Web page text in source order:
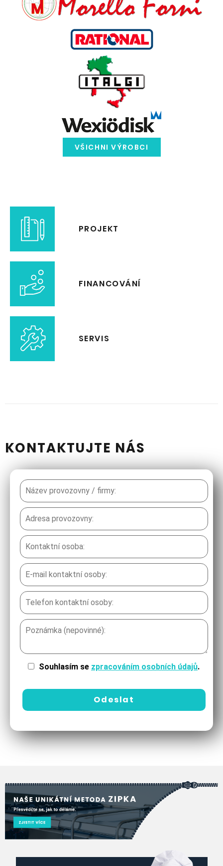
VŠICHNI VÝROBCI
PROJEKT
FINANCOVÁNÍ
SERVIS
KONTAKTUJTE NÁS
Souhlasím se zpracováním osobních údajů.